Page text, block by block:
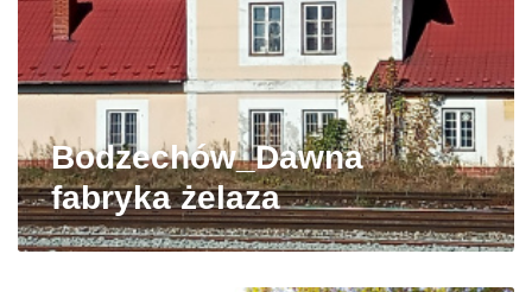
Bodzechów_Dawna
fabryka żelaza